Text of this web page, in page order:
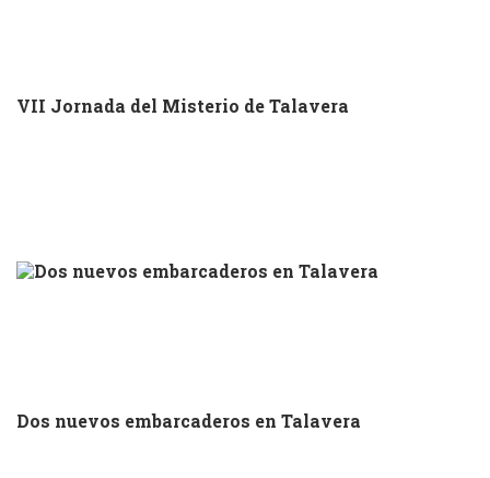
VII Jornada del Misterio de Talavera
Dos nuevos embarcaderos en Talavera